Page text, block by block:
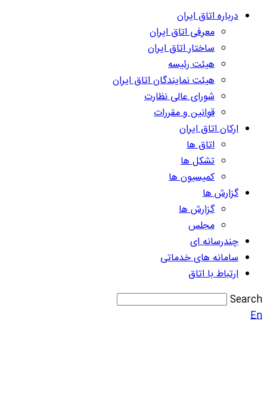
درباره اتاق ایران
معرفی اتاق ایران
ساختار اتاق ایران
هیئت رئیسه
هیئت نمایندگان اتاق ایران
شورای عالی نظارت
قوانین و مقررات
ارکان اتاق ایران
اتاق ها
تشکل ها
کمیسیون ها
گزارش ها
گزارش ها
مجلس
چندرسانه ای
سامانه های خدماتی
ارتباط با اتاق
Search
En